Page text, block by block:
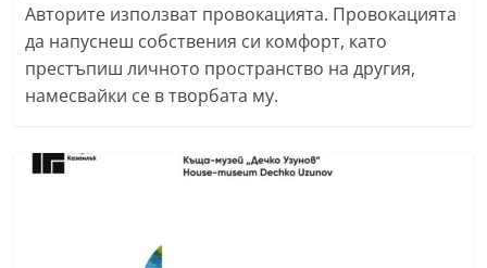
n
a
Авторите използват провокацията. Провокацията
да напуснеш собствения си комфорт, като
престъпиш личното пространство на другия,
намесвайки се в творбата му.